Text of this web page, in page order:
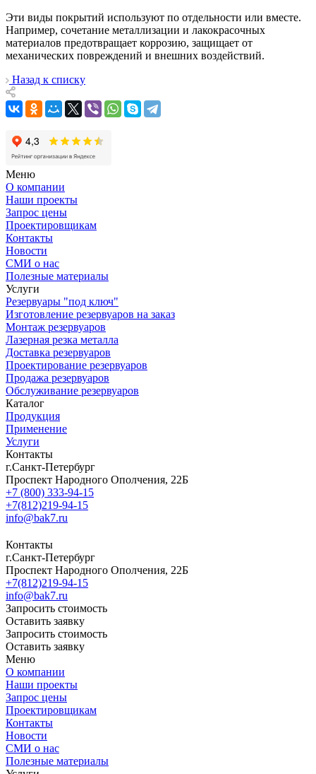
Эти виды покрытий используют по отдельности или вместе.
Например, сочетание металлизации и лакокрасочных
материалов предотвращает коррозию, защищает от
механических повреждений и внешних воздействий.
Назад к списку
Меню
О компании
Наши проекты
Запрос цены
Проектировщикам
Контакты
Новости
СМИ о нас
Полезные материалы
Услуги
Резервуары "под ключ"
Изготовление резервуаров на заказ
Монтаж резервуаров
Лазерная резка металла
Доставка резервуаров
Проектирование резервуаров
Продажа резервуаров
Обслуживание резервуаров
Каталог
Продукция
Применение
Услуги
Контакты
г.Санкт-Петербург
Проспект Народного Ополчения, 22Б
+7 (800) 333-94-15
+7(812)219-94-15
info@bak7.ru
Контакты
г.Санкт-Петербург
Проспект Народного Ополчения, 22Б
+7(812)219-94-15
info@bak7.ru
Запросить стоимость
Оставить заявку
Запросить стоимость
Оставить заявку
Меню
О компании
Наши проекты
Запрос цены
Проектировщикам
Контакты
Новости
СМИ о нас
Полезные материалы